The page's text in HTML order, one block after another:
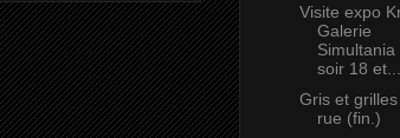
Visite expo
Galerie
Simultania
soir 18 et...
Gris et
rue (fin.)